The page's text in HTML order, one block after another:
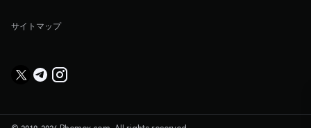
サイトマップ